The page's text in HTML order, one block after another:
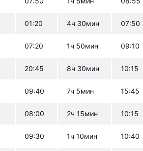
01:20 4ч 30мин 07:50
07:20 1ч 50мин 09:10
20:45 8ч 30мин 10:15
09:40 7ч 5мин 15:45
08:00 2ч 15мин 10:15
09:30 1ч 10мин 10:40